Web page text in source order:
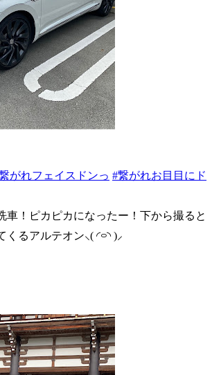
がれフェイスドンっ #繋がれお目目にド
車！ピカピカになったー！下から撮ると
くるアルテオン⸜( ◜࿁◝ )⸝